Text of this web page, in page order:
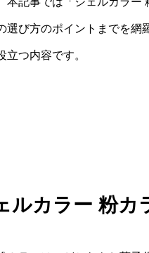
選び方のポイントまでを網
立つ内容です。
ルカラー 粉カ